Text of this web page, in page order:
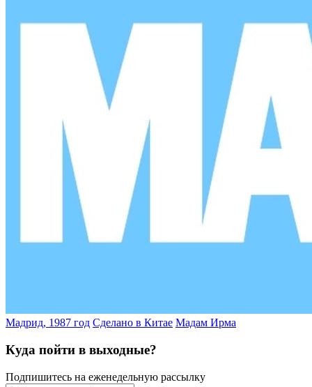
Мадрид, 1987 год Сделано в Китае Мадам Ирма
Куда пойти в выходные?
Подпишитесь на еженедельную рассылку